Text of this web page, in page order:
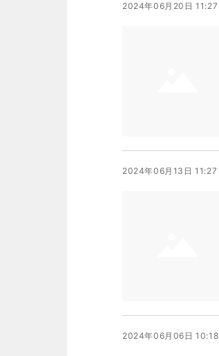
2024年06月20日 11:27
2024年06月13日 11:27
2024年06月06日 10:18